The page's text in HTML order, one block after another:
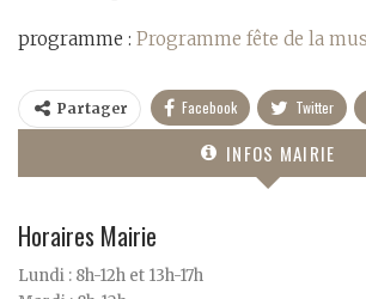
programme : Programme fête de la
Partager Facebook Twitter
INFOS MAIRIE
Horaires Mairie
Lundi : 8h-12h et 13h-17h